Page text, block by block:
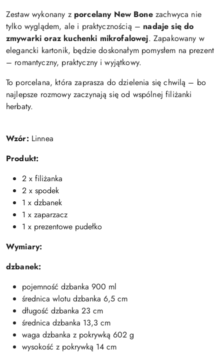
Zestaw wykonany z porcelany New Bonezachwyca nie
tylko wyglądem, ale i praktycznością – nadaje się do
zmywarki oraz kuchenki mikrofalowej. Zapakowany w
elegancki kartonik, będzie doskonałym pomysłem na prezent
– romantyczny, praktyczny i wyjątkowy.
To porcelana, która zaprasza do dzielenia się chwilą – bo
najlepsze rozmowy zaczynają się od wspólnej filiżanki
herbaty.
Wzór: Linnea
Produkt:
2 x filiżanka
2 x spodek
1 x dzbanek
1 x zaparzacz
1 x prezentowe pudełko
Wymiary:
dzbanek:
pojemność dzbanka 900 ml
średnica wlotu dzbanka 6,5 cm
długość dzbanka 23 cm
średnica dzbanka 13,3 cm
waga dzbanka z pokrywką 602 g
wysokość z pokrywką 14 cm